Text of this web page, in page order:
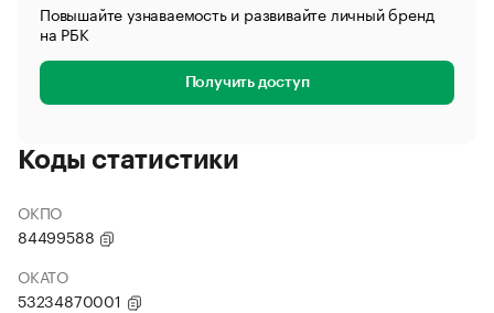
Повышайте узнаваемость и развивайте личный бренд
на РБК
Получить доступ
Коды статистики
ОКПО
84499588
ОКАТО
53234870001